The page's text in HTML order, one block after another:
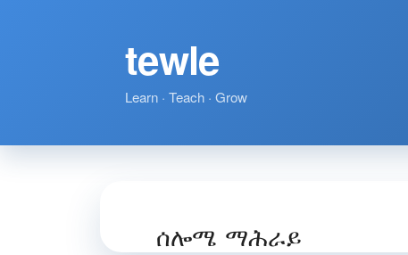
tewle
Learn · Teach · Grow
ሰሎሜ ማሕራይ